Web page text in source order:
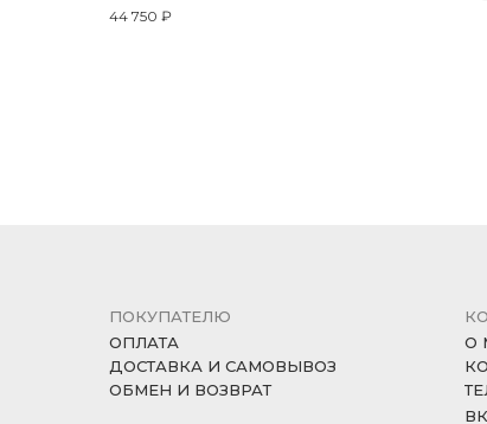
44 750 ₽
О
ПОКУПАТЕЛЮ
ОПЛАТА
ДОСТАВКА И САМОВЫВОЗ
ОБМЕН И ВОЗВРАТ